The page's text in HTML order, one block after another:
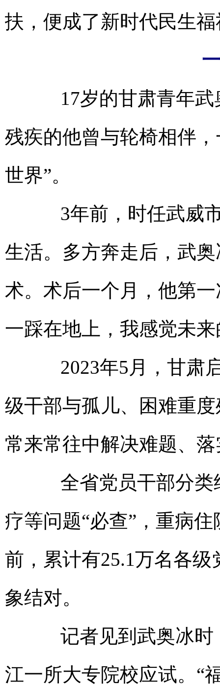
扶，便成了新时代民生
17岁的甘肃青年武
残疾的他曾与轮椅相伴
世界”。
3年前，时任武威市
生活。多方奔走后，武
术。术后一个月，他第
一踩在地上，我感觉未
2023年5月，甘肃启
级干部与孤儿、困难重
常来常往中解决难题、
全省党员干部分类
疗等问题“必查”，重病
前，累计有25.1万名各
象结对。
记者见到武奥冰时
江一所大专院校应试。“